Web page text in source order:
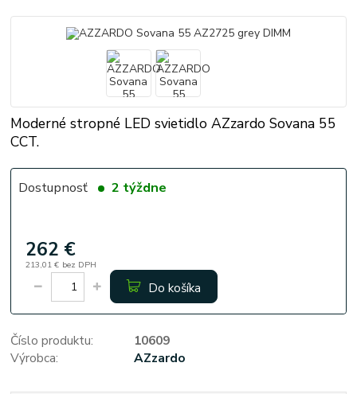
Moderné stropné LED svietidlo AZzardo Sovana 55
CCT.
Dostupnosť 2 týždne
262 €
213,01 € bez DPH
Do košíka
Číslo produktu:
10609
Výrobca:
AZzardo